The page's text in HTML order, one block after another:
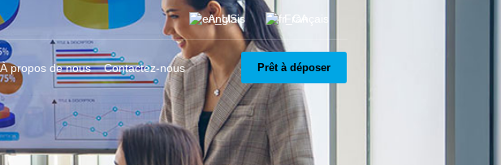
Anglais Français
À propos de nous Contactez-nous Prêt à déposer